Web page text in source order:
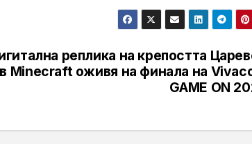
реплика на крепостта
в Minecraft оживя на финала на
GAME ON